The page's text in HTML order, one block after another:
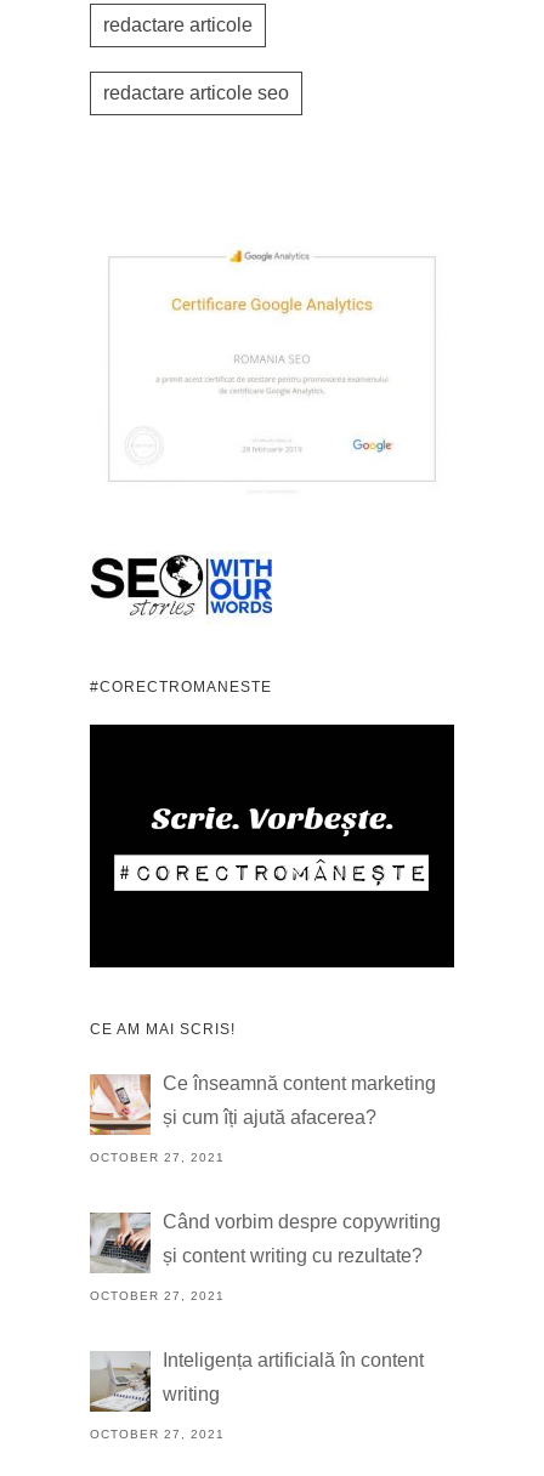
redactare articole
redactare articole seo
#CORECTROMANESTE
CE AM MAI SCRIS!
Ce înseamnă content marketing
și cum îți ajută afacerea?
OCTOBER 27, 2021
Când vorbim despre copywriting
și content writing cu rezultate?
OCTOBER 27, 2021
Inteligența artificială în content
writing
OCTOBER 27, 2021